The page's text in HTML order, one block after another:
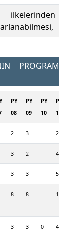
PROGRAM
PY
08
PY
09
PY
10
PY
11
2 3 2
3 2 4
3 3 5
8 8 11
3 3 0 4